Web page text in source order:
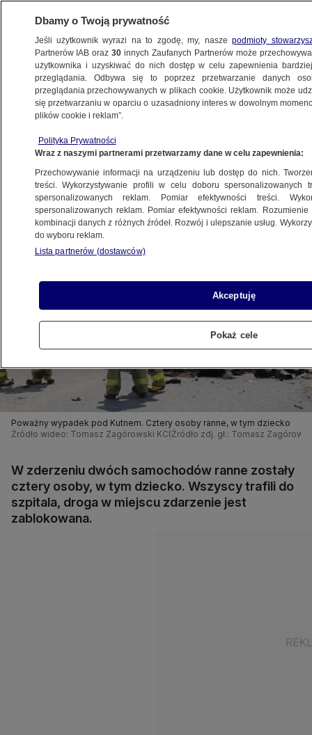
ŁÓDŹ
w tym dwuletnie dziecko
12.05.2025, 13:24
Udostępnij
Poważny wypadek pod Kutnem. Cztery osoby ranne, w tym dziecko
Źródło wideo: Tomasz Zagórowski KCI Źródło zdj. gł.: Tomasz
W zderzeniu dwóch samochodów ranne zostały
cztery osoby, w tym dziecko. Wszyscy trafili do
szpitala, droga w miejscu zdarzenie jest
zablokowana.
Dbamy o Twoją prywatność
Jeśli użytkownik wyrazi na to zgodę, my, naszepodmioty
Partnerów IAB oraz30 innych Zaufanych Partnerów może
użytkownika i uzyskiwać do nich dostęp w celu zapewnienia
przeglądania. Odbywa się to poprzez przetwarzanie danych
przeglądania przechowywanych w plikach cookie. Użytkownik może
się przetwarzaniu w oparciu o uzasadniony interes w dowolnym
plików cookie i reklam”.
Polityka Prywatności
Wraz z naszymi partnerami przetwarzamy dane w celu zapewnienia:
Przechowywanie informacji na urządzeniu lub dostęp do nich.
treści. Wykorzystywanie profili w celu doboru spersonalizowanych
spersonalizowanych reklam. Pomiar efektywności treści.
spersonalizowanych reklam. Pomiar efektywności reklam.
kombinacji danych z różnych źródeł. Rozwój i ulepszanie usług.
do wyboru reklam.
Lista partnerów (dostawców)
Akceptuję
Pokaż cele